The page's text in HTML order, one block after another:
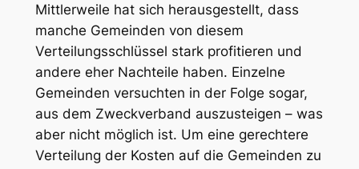
Mittlerweile hat sich herausgestellt, dass
manche Gemeinden von diesem
Verteilungsschlüssel stark profitieren und
andere eher Nachteile haben. Einzelne
Gemeinden versuchten in der Folge sogar,
aus dem Zweckverband auszusteigen – was
aber nicht möglich ist. Um eine gerechtere
Verteilung der Kosten auf die Gemeinden zu